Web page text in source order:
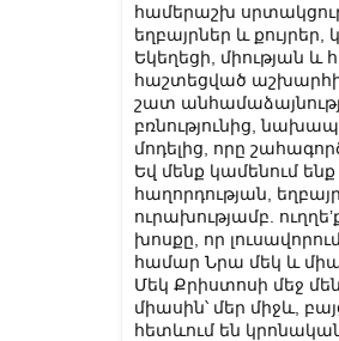
համերաշխ
եղբայրներ և քույրեր,
Եկեղեցի, միության և
հաշտեցված
շատ
բռնությունից,
մոդելից, որը
Եվ մենք կամենում
հաղորդության,
ուրախությամբ.
խոսքը, որ
համար Նրա մեկ և
Մեկ Քրիստոսի մեջ
միասին՝ մեր միջև,
հետևում են